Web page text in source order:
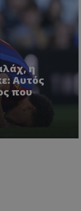
η
Αυτός
που